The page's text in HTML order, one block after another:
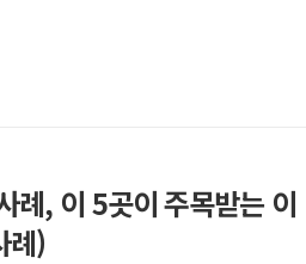
례, 이 5곳이 주목받는 이
례)